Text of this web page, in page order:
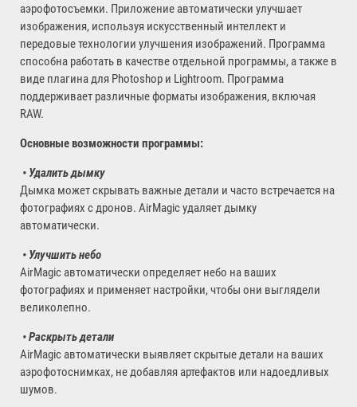
аэрофотосъемки. Приложение автоматически улучшает
изображения, используя искусственный интеллект и
передовые технологии улучшения изображений. Программа
способна работать в качестве отдельной программы, а также в
виде плагина для Photoshop и Lightroom. Программа
поддерживает различные форматы изображения, включая
RAW.
Основные возможности программы:
• Удалить дымку
Дымка может скрывать важные детали и часто встречается на
фотографиях с дронов. AirMagic удаляет дымку
автоматически.
• Улучшить небо
AirMagic автоматически определяет небо на ваших
фотографиях и применяет настройки, чтобы они выглядели
великолепно.
• Раскрыть детали
AirMagic автоматически выявляет скрытые детали на ваших
аэрофотоснимках, не добавляя артефактов или надоедливых
шумов.